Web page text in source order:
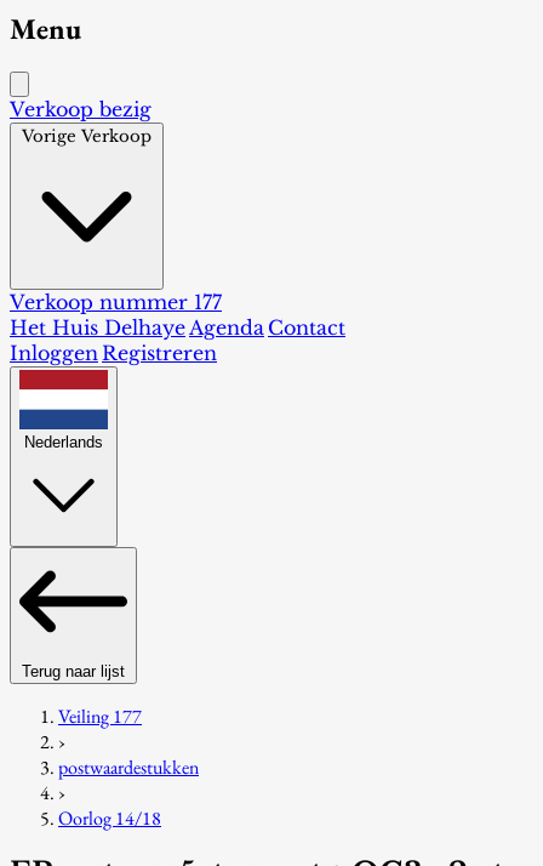
Menu
Verkoop bezig
Vorige Verkoop
Verkoop nummer 177
Het Huis DelhayeAgenda Contact
InloggenRegistreren
Nederlands
Terug naar lijst
Veiling 177
›
postwaardestukken
›
Oorlog 14/18